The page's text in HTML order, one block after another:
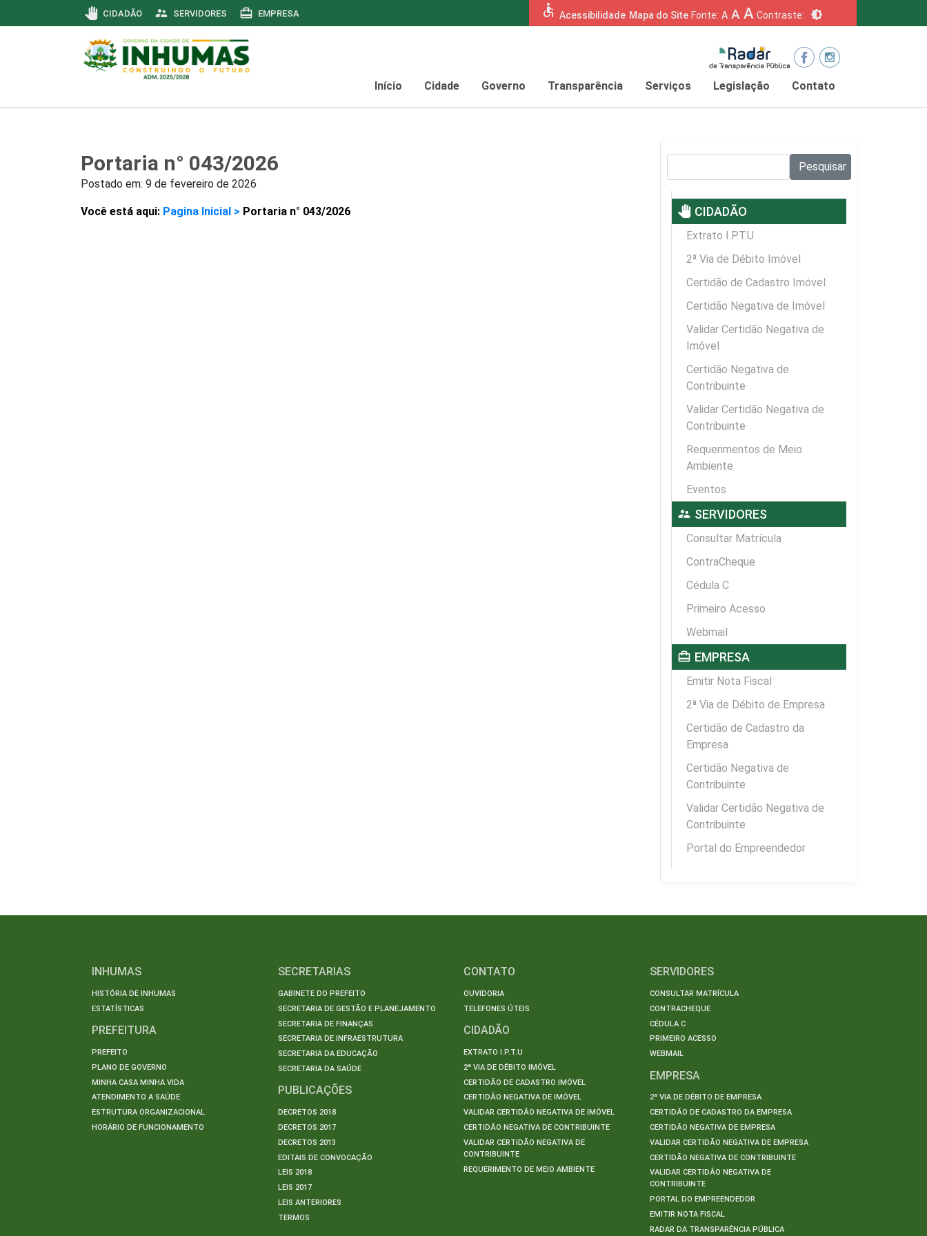
pan_tool CIDADÃO supervisor_account SERVIDORES card_travel EMPRESA accessible Acessibilidade Mapa do Site Fonte: A A A Contraste: brightness_6
Início Cidade Governo Transparência Serviços Legislação Contato
Portaria n° 043/2026
Postado em: 9 de fevereiro de 2026
Você está aqui: Pagina Inicial > Portaria n° 043/2026
Pesquisar
pan_tool CIDADÃO
Extrato I.P.T.U
2ª Via de Débito Imóvel
Certidão de Cadastro Imóvel
Certidão Negativa de Imóvel
Validar Certidão Negativa de
Imóvel
Certidão Negativa de
Contribuinte
Validar Certidão Negativa de
Contribuinte
Requerimentos de Meio
Ambiente
Eventos
supervisor_account SERVIDORES
Consultar Matrícula
ContraCheque
Cédula C
Primeiro Acesso
Webmail
card_travel EMPRESA
Emitir Nota Fiscal
2ª Via de Débito de Empresa
Certidão de Cadastro da
Empresa
Certidão Negativa de
Contribuinte
Validar Certidão Negativa de
Contribuinte
Portal do Empreendedor
INHUMAS
HISTÓRIA DE INHUMAS
ESTATÍSTICAS
PREFEITURA
PREFEITO
PLANO DE GOVERNO
MINHA CASA MINHA VIDA
ATENDIMENTO A SAÚDE
ESTRUTURA ORGANIZACIONAL
HORÁRIO DE FUNCIONAMENTO
SECRETARIAS
GABINETE DO PREFEITO
SECRETARIA DE GESTÃO E PLANEJAMENTO
SECRETARIA DE FINANÇAS
SECRETARIA DE INFRAESTRUTURA
SECRETARIA DA EDUCAÇÃO
SECRETARIA DA SAÚDE
PUBLICAÇÕES
DECRETOS 2018
DECRETOS 2017
DECRETOS 2013
EDITAIS DE CONVOCAÇÃO
LEIS 2018
LEIS 2017
LEIS ANTERIORES
TERMOS
CONTATO
OUVIDORIA
TELEFONES ÚTEIS
CIDADÃO
EXTRATO I.P.T.U
2ª VIA DE DÉBITO IMÓVEL
CERTIDÃO DE CADASTRO IMÓVEL
CERTIDÃO NEGATIVA DE IMÓVEL
VALIDAR CERTIDÃO NEGATIVA DE IMÓVEL
CERTIDÃO NEGATIVA DE CONTRIBUINTE
VALIDAR CERTIDÃO NEGATIVA DE
CONTRIBUINTE
REQUERIMENTO DE MEIO AMBIENTE
SERVIDORES
CONSULTAR MATRÍCULA
CONTRACHEQUE
CÉDULA C
PRIMEIRO ACESSO
WEBMAIL
EMPRESA
2ª VIA DE DÉBITO DE EMPRESA
CERTIDÃO DE CADASTRO DA EMPRESA
CERTIDÃO NEGATIVA DE EMPRESA
VALIDAR CERTIDÃO NEGATIVA DE EMPRESA
CERTIDÃO NEGATIVA DE CONTRIBUINTE
VALIDAR CERTIDÃO NEGATIVA DE
CONTRIBUINTE
PORTAL DO EMPREENDEDOR
EMITIR NOTA FISCAL
RADAR DA TRANSPARÊNCIA PÚBLICA